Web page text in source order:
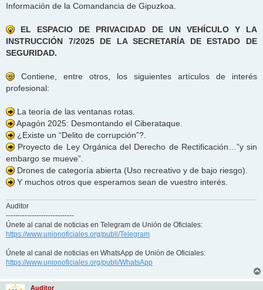
Información de la Comandancia de Gipuzkoa.
EL ESPACIO DE PRIVACIDAD DE UN VEHÍCULO Y LA
INSTRUCCIÓN 7/2025 DE LA SECRETARÍA DE ESTADO DE
SEGURIDAD.
Contiene, entre otros, los siguientes artículos de interés
profesional:
La teoría de las ventanas rotas.
Apagón 2025: Desmontando el Ciberataque.
¿Existe un “Delito de corrupción”?.
Proyecto de Ley Orgánica del Derecho de Rectificación…”y sin
embargo se mueve”.
Drones de categoría abierta (Uso recreativo y de bajo riesgo).
Y muchos otros que esperamos sean de vuestro interés.
Auditor
-----------------------------
Únete al canal de noticias en Telegram de Unión de Oficiales:
https://www.unionoficiales.org/publi/Telegram
Únete al canal de noticias en WhatsApp de Unión de Oficiales:
https://www.unionoficiales.org/publi/WhatsApp
Auditor